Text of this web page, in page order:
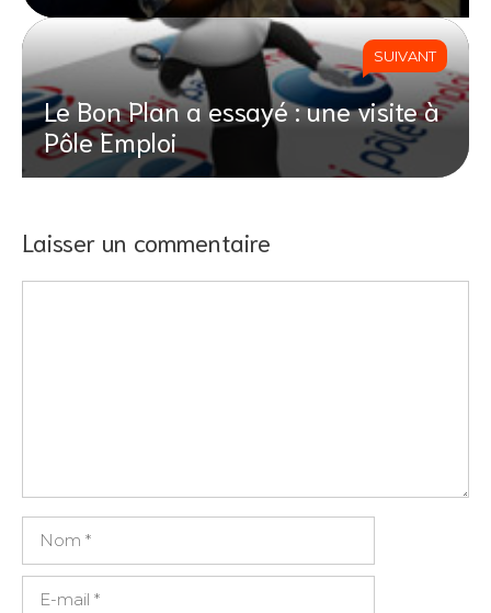
SUIVANT
Le Bon Plan a essayé : une visite à
Pôle Emploi
Laisser un commentaire